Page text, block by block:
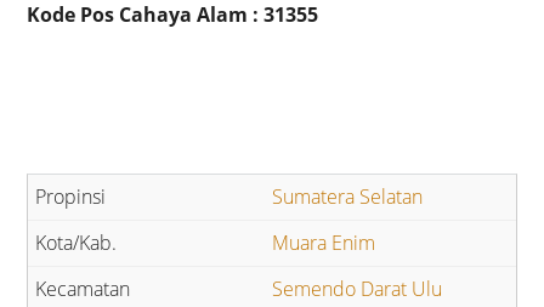
Kode Pos Cahaya Alam : 31355
Sumatera Selatan
Muara Enim
Semendo Darat Ulu